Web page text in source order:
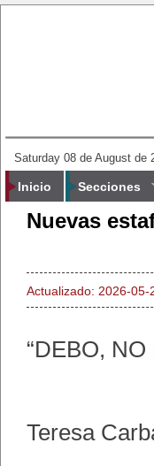
Saturday 08 de August de
Inicio Secciones
Nuevas
Actualizado: 2026-05-
“DEBO,
Teresa